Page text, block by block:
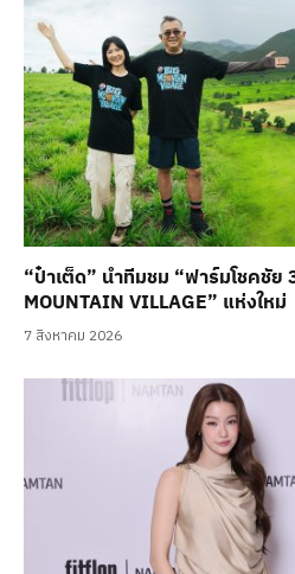
“ป๋าเต็ด” นำทีมชม “ฟาร์มโชคชั
MOUNTAIN VILLAGE” แห่งใหม่
7 สิงหาคม 2026